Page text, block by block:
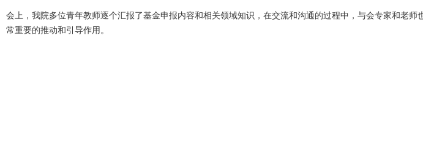
会上，我院多位青年教师逐个汇报了基金申报内容和相关领域知识，在交流和沟通的过程中，与会专家和老
常重要的推动和引导作用。